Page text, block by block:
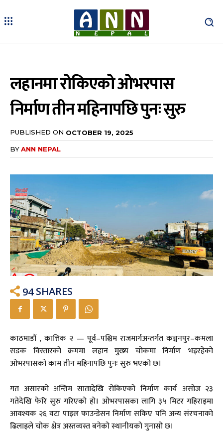
लहानमा रोकिएको ओभरपास
निर्माण तीन महिनापछि पुनः सुरु
PUBLISHED ON OCTOBER 19, 2025
BYANN NEPAL
94 SHARES
काठमाडौं , कात्तिक २ — पूर्व–पश्चिम राजमार्गअन्तर्गत कञ्चनपुर–कमला
सडक विस्तारको क्रममा लहान मुख्य चोकमा निर्माण भइरहेको
ओभरपासको काम तीन महिनापछि पुनः सुरु भएको छ।
गत असारको अन्तिम सातादेखि रोकिएको निर्माण कार्य असोज २३
गतेदेखि फेरि सुरु गरिएको हो। ओभरपासका लागि ३५ मिटर गहिराइमा
आवश्यक २६ वटा पाइल फाउन्डेसन निर्माण सकिए पनि अन्य संरचनाको
ढिलाइले चोक क्षेत्र अस्तव्यस्त बनेको स्थानीयको गुनासो छ।